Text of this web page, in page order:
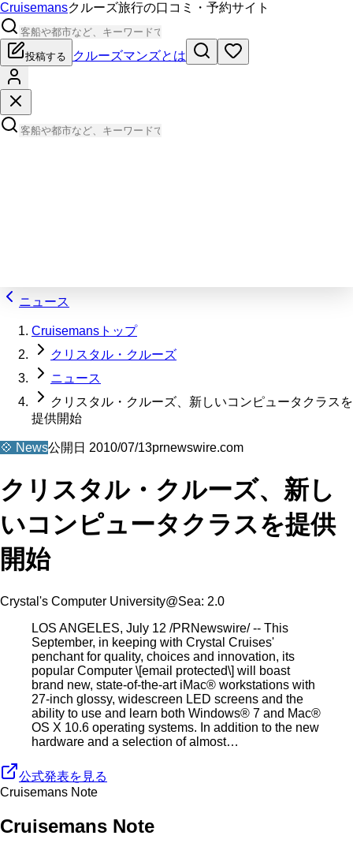
Cruisemansクルーズ旅行の口コミ・予約サイト
投稿する クルーズマンズとは
ニュース
Cruisemansトップ
クリスタル・クルーズ
ニュース
クリスタル・クルーズ、新しいコンピュータクラスを
提供開始
💠 News公開日 2010/07/13prnewswire.com
クリスタル・クルーズ、新し
いコンピュータクラスを提供
開始
Crystal's Computer University@Sea: 2.0
LOS ANGELES, July 12 /PRNewswire/ -- This
September, in keeping with Crystal Cruises'
penchant for quality, choices and innovation, its
popular Computer \[email protected\] will boast
brand new, state-of-the-art iMac® workstations with
27-inch glossy, widescreen LED screens and the
ability to use and learn both Windows® 7 and Mac®
OS X 10.6 operating systems. In addition to the new
hardware and a selection of almost…
公式発表を見る
Cruisemans Note
Cruisemans Note